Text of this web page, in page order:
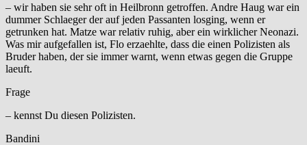
– wir haben sie sehr oft in Heilbronn getroffen. Andre Haug war ein
dummer Schlaeger der auf jeden Passanten losging, wenn er
getrunken hat. Matze war relativ ruhig, aber ein wirklicher Neonazi.
Was mir aufgefallen ist, Flo erzaehlte, dass die einen Polizisten als
Bruder haben, der sie immer warnt, wenn etwas gegen die Gruppe
laeuft.
Frage
– kennst Du diesen Polizisten.
Bandini